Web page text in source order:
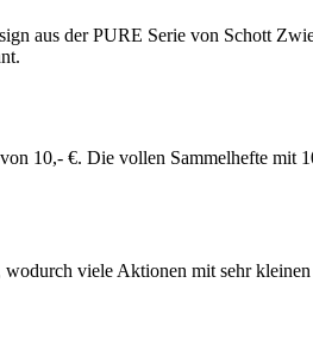
aus der PURE Serie von Schott
10,- €. Die vollen Sammelhefte mit
viele Aktionen mit sehr